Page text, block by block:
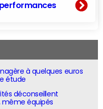
à quelques euros
étude
déconseillent
même équipés